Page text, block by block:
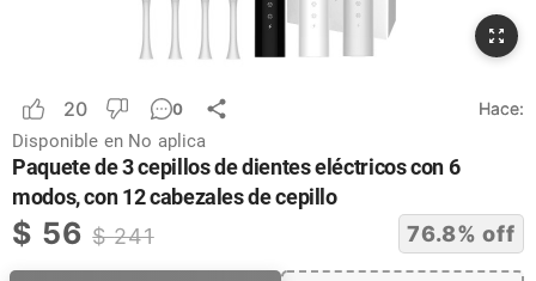
20 0 Hace:
Disponible en No aplica
Paquete de 3 cepillos de dientes eléctricos con 6
modos, con 12 cabezales de cepillo
$ 56 $241 76.8% off